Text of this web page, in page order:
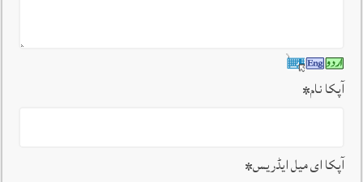
آپکا نام*
آپکا ای میل ایڈریس*